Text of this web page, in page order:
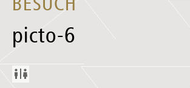
BESUCH
picto-6